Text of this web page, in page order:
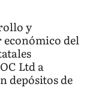
y
del
Ltd a
depósitos de